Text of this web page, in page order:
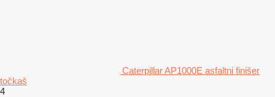
Caterpillar AP1000E asfaltni finišer
točkaš
4